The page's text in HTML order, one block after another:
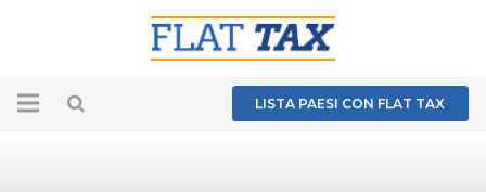
LISTA PAESI CON FLAT TAX